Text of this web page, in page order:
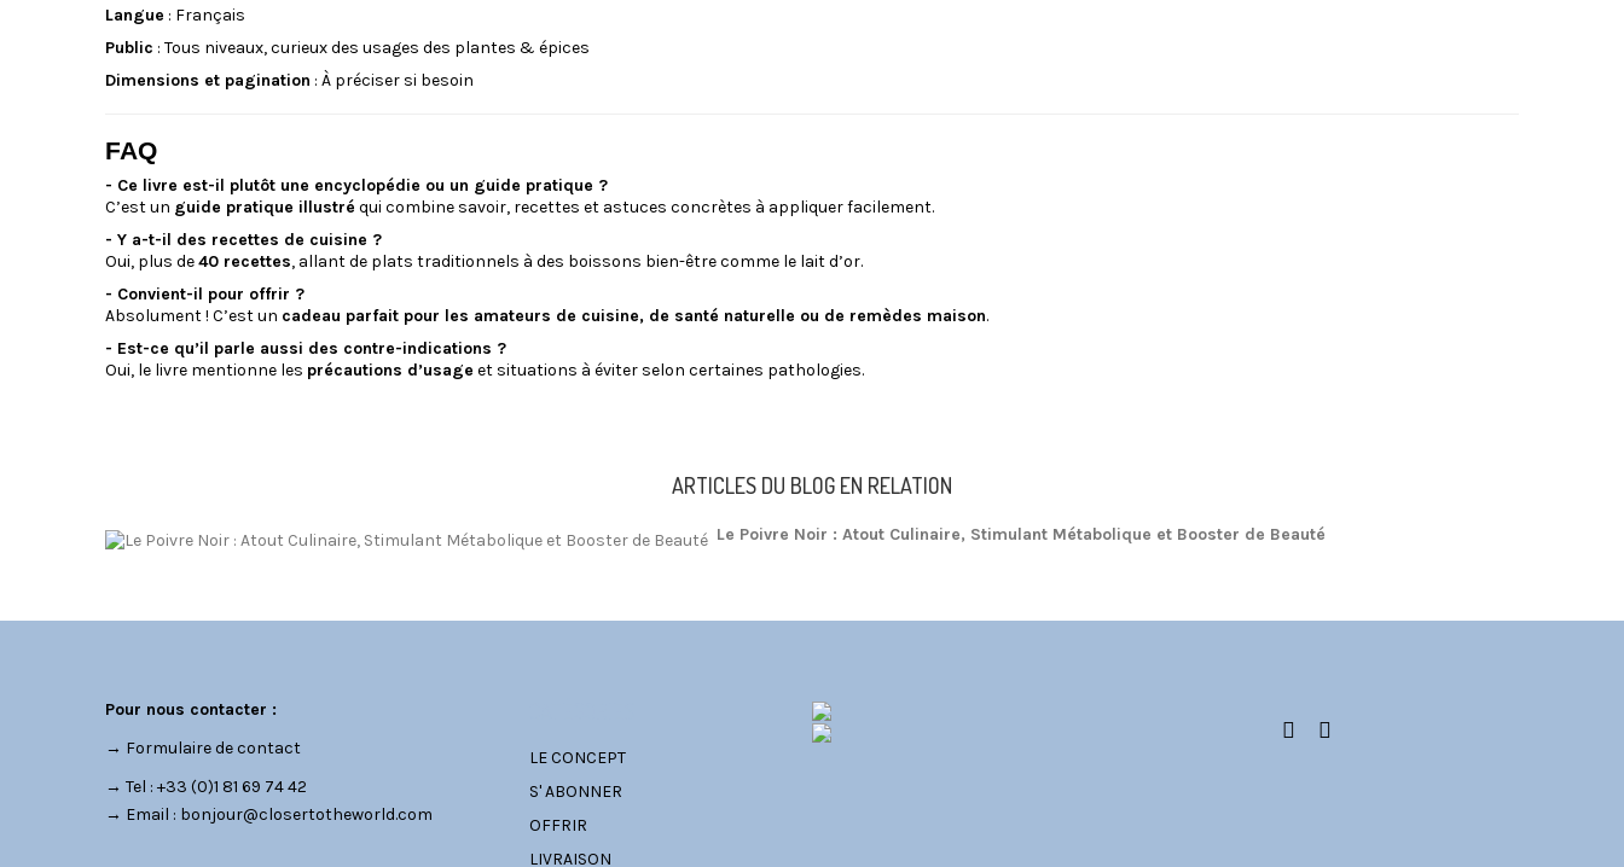
Langue : Français
Public : Tous niveaux, curieux des usages des plantes & épices
Dimensions et pagination : À préciser si besoin
FAQ
- Ce livre est-il plutôt une encyclopédie ou un guide pratique ?
C’est un guide pratique illustré qui combine savoir, recettes et astuces concrètes à appliquer facilement.
- Y a-t-il des recettes de cuisine ?
Oui, plus de40 recettes, allant de plats traditionnels à des boissons bien-être comme le lait d’or.
- Convient-il pour offrir ?
Absolument ! C’est un cadeau parfait pour les amateurs de cuisine, de santé naturelle ou de remèdes maison.
- Est-ce qu’il parle aussi des contre-indications ?
Oui, le livre mentionne les précautions d’usage et situations à éviter selon certaines pathologies.
ARTICLES DU BLOG EN RELATION
Le Poivre Noir : Atout Culinaire, Stimulant Métabolique et Booster de Beauté
Pour nous contacter :
→ Formulaire de contact
→ Tel : +33 (0)1 81 69 74 42
→ Email : bonjour@closertotheworld.com
LE CONCEPT
S' ABONNER
OFFRIR
LIVRAISON